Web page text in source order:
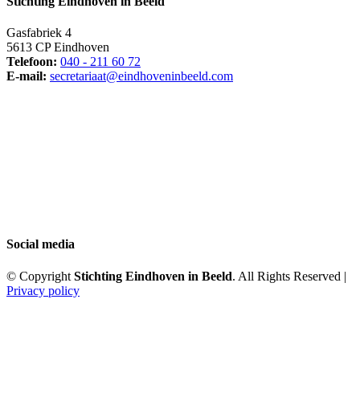
Gasfabriek 4
5613 CP Eindhoven
Telefoon: 040 - 211 60 72
E-mail: secretariaat@eindhoveninbeeld.com
Social media
© Copyright Stichting Eindhoven in Beeld. All Rights Reserved |
Privacy policy